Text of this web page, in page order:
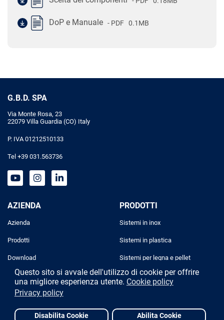
Questo sito si avvale dell'utilizzo di cookie per offrire
una migliore esperienza utente. Cookie policy
Privacy policy
Disabilita Cookie Abilita Cookie
DoP e Manuale - PDF 0.1MB
G.B.D. SPA
Via Monte Rosa, 23
22079 Villa Guardia (CO) Italy
P. IVA 01212510133
Tel +39 031.563736
AZIENDA
Azienda
Prodotti
Download
Progettazione
Contatti
PRODOTTI
Sistemi in inox
Sistemi in plastica
Sistemi per legna e pellet
Sistemi industriali
Designed and powered by Due Elle Web Agency